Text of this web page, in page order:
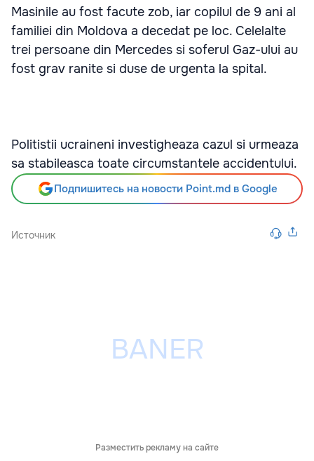
Masinile au fost facute zob, iar copilul de 9 ani al
familiei din Moldova a decedat pe loc. Celelalte
trei persoane din Mercedes si soferul Gaz-ului au
fost grav ranite si duse de urgenta la spital.
Politistii ucraineni investigheaza cazul si urmeaza
sa stabileasca toate circumstantele accidentului.
Подпишитесь на новости Point.md в Google
Источник
Разместить рекламу на сайте